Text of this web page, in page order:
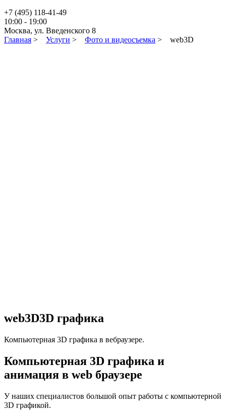
+7 (495) 118-41-49
10:00 - 19:00
Москва, ул. Введенского 8
Главная > Услуги > Фото и видеосъемка > web3D
web3D3D графика
Компьютерная 3D графика в вебраузере.
Компьютерная 3D графика и
анимация в web браузере
У наших специалистов большой опыт работы с компьютерной
3D графикой.